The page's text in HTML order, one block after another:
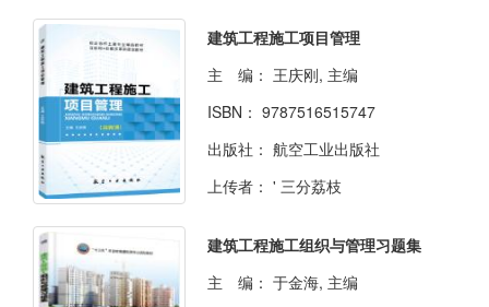
建筑工程施工项目管理
主 编： 王庆刚, 主编
ISBN： 9787516515747
出版社： 航空工业出版社
上传者： ' 三分荔枝
建筑工程施工组织与管理习题集
主 编： 于金海, 主编